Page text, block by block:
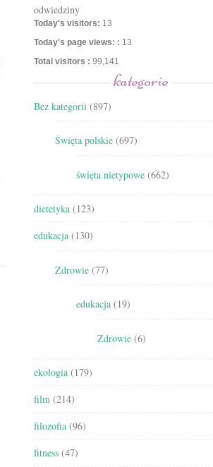
odwiedziny
Today's visitors: 13
Today's page views: : 13
Total visitors : 99,141
kategorie
Bez kategorii (897)
Święta polskie (697)
święta nietypowe (662)
dietetyka (123)
edukacja (130)
Zdrowie (77)
edukacja (19)
Zdrowie (6)
ekologia (179)
film (214)
filozofia (96)
fitness (47)